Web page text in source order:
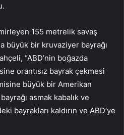
155 metrelik savaş
büyük bir kruvaziyer bayrağı
“ABD’nin boğazda
orantısız bayrak çekmesi
büyük bir Amerikan
asmak kabalık ve
bayrakları kaldırın ve ABD’ye